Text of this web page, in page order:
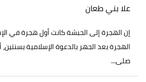
علا بني طعان
إن الهجرة إلى الحبشة كانت أول هجرة في
الهجرة بعد الجهر بالدعوة الإسلامية
صلى...